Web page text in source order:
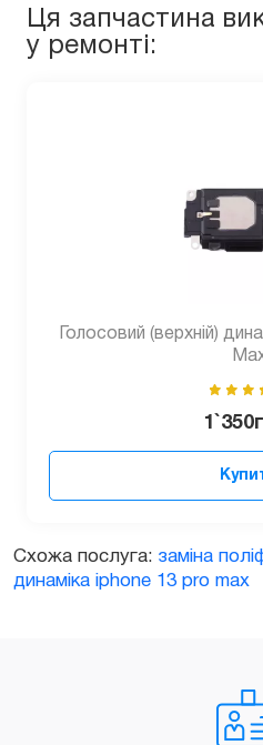
Ця запчастина
у ремонті:
Голосовий (верхній)
1`350
Схожа послуга: заміна
динаміка iphone 13 pro max